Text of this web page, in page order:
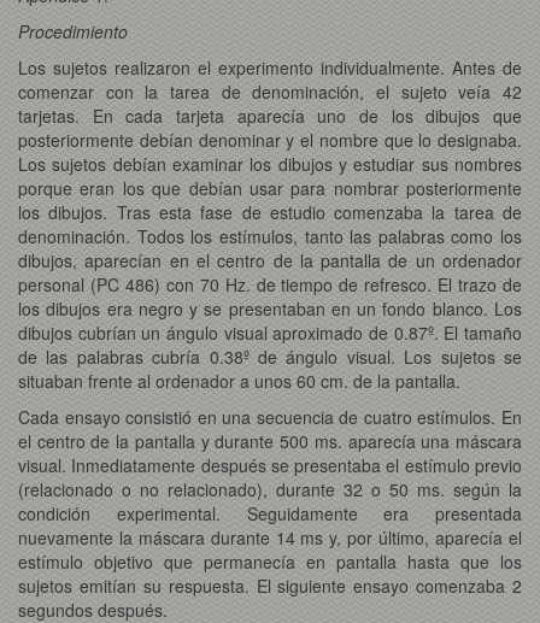
Procedimiento
Los sujetos realizaron el experimento individualmente. Antes de
comenzar con la tarea de denominación, el sujeto veía 42
tarjetas. En cada tarjeta aparecía uno de los dibujos que
posteriormente debían denominar y el nombre que lo designaba.
Los sujetos debían examinar los dibujos y estudiar sus nombres
porque eran los que debían usar para nombrar posteriormente
los dibujos. Tras esta fase de estudio comenzaba la tarea de
denominación. Todos los estímulos, tanto las palabras como los
dibujos, aparecían en el centro de la pantalla de un ordenador
personal (PC 486) con 70 Hz. de tiempo de refresco. El trazo de
los dibujos era negro y se presentaban en un fondo blanco. Los
dibujos cubrían un ángulo visual aproximado de 0.87º. El tamaño
de las palabras cubría 0.38º de ángulo visual. Los sujetos se
situaban frente al ordenador a unos 60 cm. de la pantalla.
Cada ensayo consistió en una secuencia de cuatro estímulos. En
el centro de la pantalla y durante 500 ms. aparecía una máscara
visual. Inmediatamente después se presentaba el estímulo previo
(relacionado o no relacionado), durante 32 o 50 ms. según la
condición experimental. Seguidamente era presentada
nuevamente la máscara durante 14 ms y, por último, aparecía el
estímulo objetivo que permanecía en pantalla hasta que los
sujetos emitían su respuesta. El siguiente ensayo comenzaba 2
segundos después.